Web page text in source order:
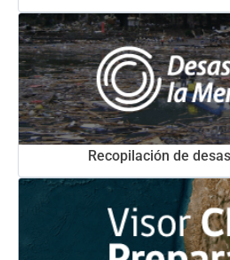
Recopilación de